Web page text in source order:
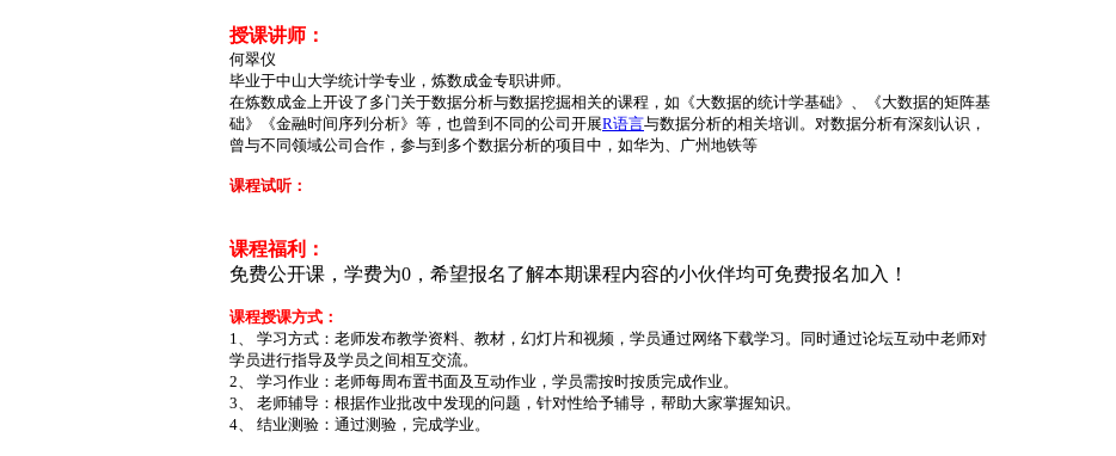
授课讲师：
何翠仪
毕业于中山大学统计学专业，炼数成金专职讲师。
在炼数成金上开设了多门关于数据分析与数据挖掘相关的课程，如《大数据的统计学基础》、《大数据的矩阵基
础》《金融时间序列分析》等，也曾到不同的公司开展R语言与数据分析的相关培训。对数据分析有深刻认识，
曾与不同领域公司合作，参与到多个数据分析的项目中，如华为、广州地铁等
课程试听：
课程福利：
免费公开课，学费为0，希望报名了解本期课程内容的小伙伴均可免费报名加入！
课程授课方式：
1、 学习方式：老师发布教学资料、教材，幻灯片和视频，学员通过网络下载学习。同时通过论坛互动中老师对
学员进行指导及学员之间相互交流。
2、 学习作业：老师每周布置书面及互动作业，学员需按时按质完成作业。
3、 老师辅导：根据作业批改中发现的问题，针对性给予辅导，帮助大家掌握知识。
4、 结业测验：通过测验，完成学业。